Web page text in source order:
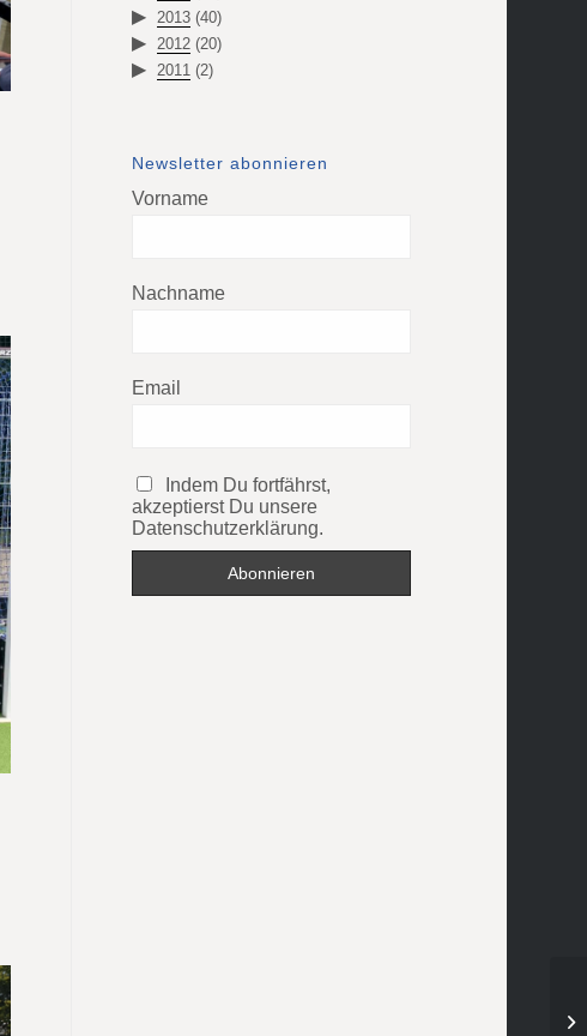
2013 (40)
2012 (20)
2011 (2)
Newsletter abonnieren
Vorname
Nachname
Email
Indem Du fortfährst,
akzeptierst Du unsere
Datenschutzerklärung.